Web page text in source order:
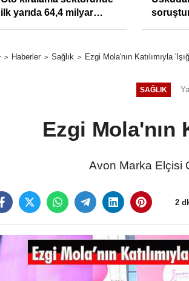
ilk yarıda 64,4 milyar
Haberler Sağlık Ezgi Mola'nın Katılımıyla
SAĞLIK
Ezgi Mola'nın
Avon Marka Elçisi
2